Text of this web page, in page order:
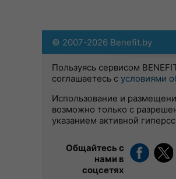
© 2007-2026 Benefit.by
Пользуясь сервисом
соглашаетесь с условиями
Использование и
возможно только с
указанием активной
Общайтесь с
нами в
соцсетях